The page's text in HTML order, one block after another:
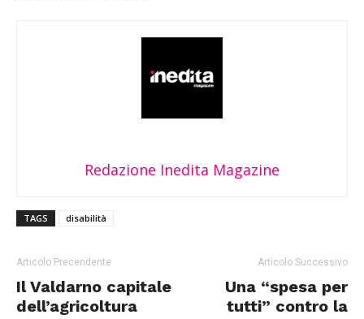
Redazione Inedita Magazine
TAGS disabilità
Articolo Precendente
Il Valdarno capitale
dell’agricoltura
Articolo Successivo
Una “spesa per
tutti” contro la